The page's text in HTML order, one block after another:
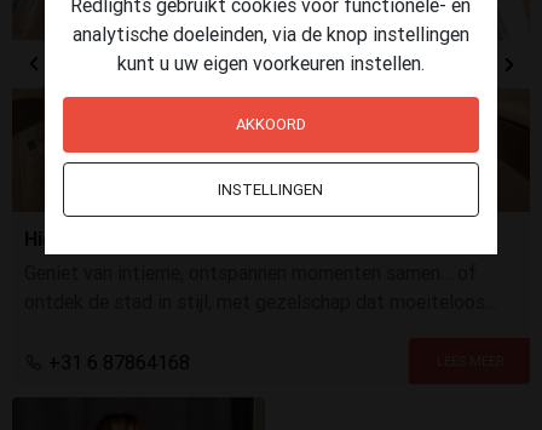
analytische doeleinden, via de knop instellingen
kunt u uw eigen voorkeuren instellen.
AKKOORD
INSTELLINGEN
+31 6 87864168